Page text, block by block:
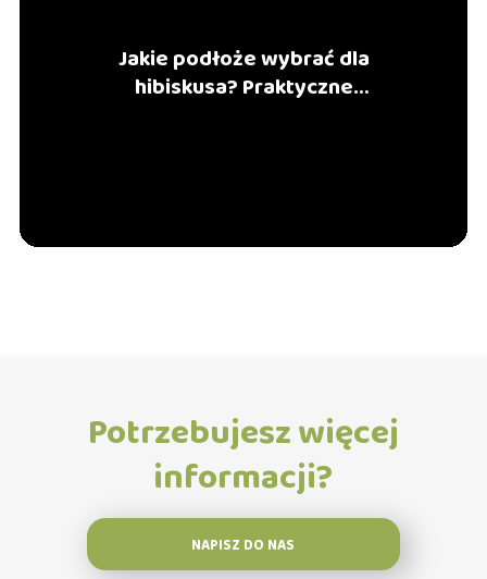
Jakie podłoże wybrać dla
hibiskusa? Praktyczne
Potrzebujesz więcej
informacji?
NAPISZ DO NAS